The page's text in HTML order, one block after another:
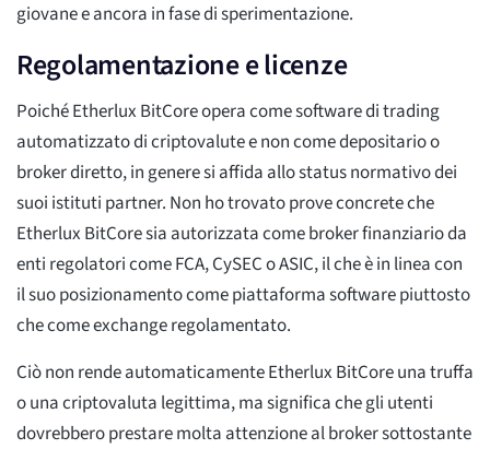
giovane e ancora in fase di sperimentazione.
Regolamentazione e licenze
Poiché Etherlux BitCore opera come software di trading
automatizzato di criptovalute e non come depositario o
broker diretto, in genere si affida allo status normativo dei
suoi istituti partner. Non ho trovato prove concrete che
Etherlux BitCore sia autorizzata come broker finanziario da
enti regolatori come FCA, CySEC o ASIC, il che è in linea con
il suo posizionamento come piattaforma software piuttosto
che come exchange regolamentato.
Ciò non rende automaticamente Etherlux BitCore una truffa
o una criptovaluta legittima, ma significa che gli utenti
dovrebbero prestare molta attenzione al broker sottostante